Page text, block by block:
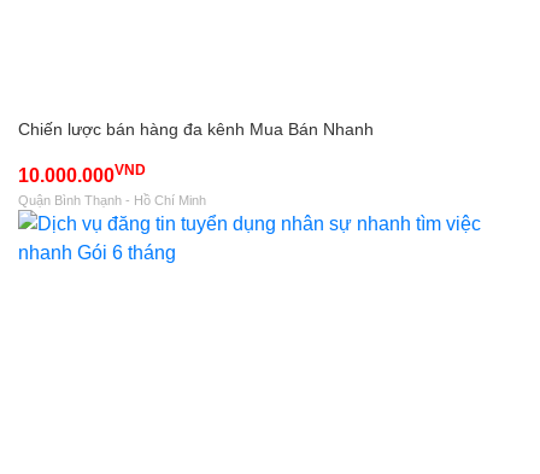
Chiến lược bán hàng đa kênh Mua Bán Nhanh
10.000.000VND
Quận Bình Thạnh - Hồ Chí Minh